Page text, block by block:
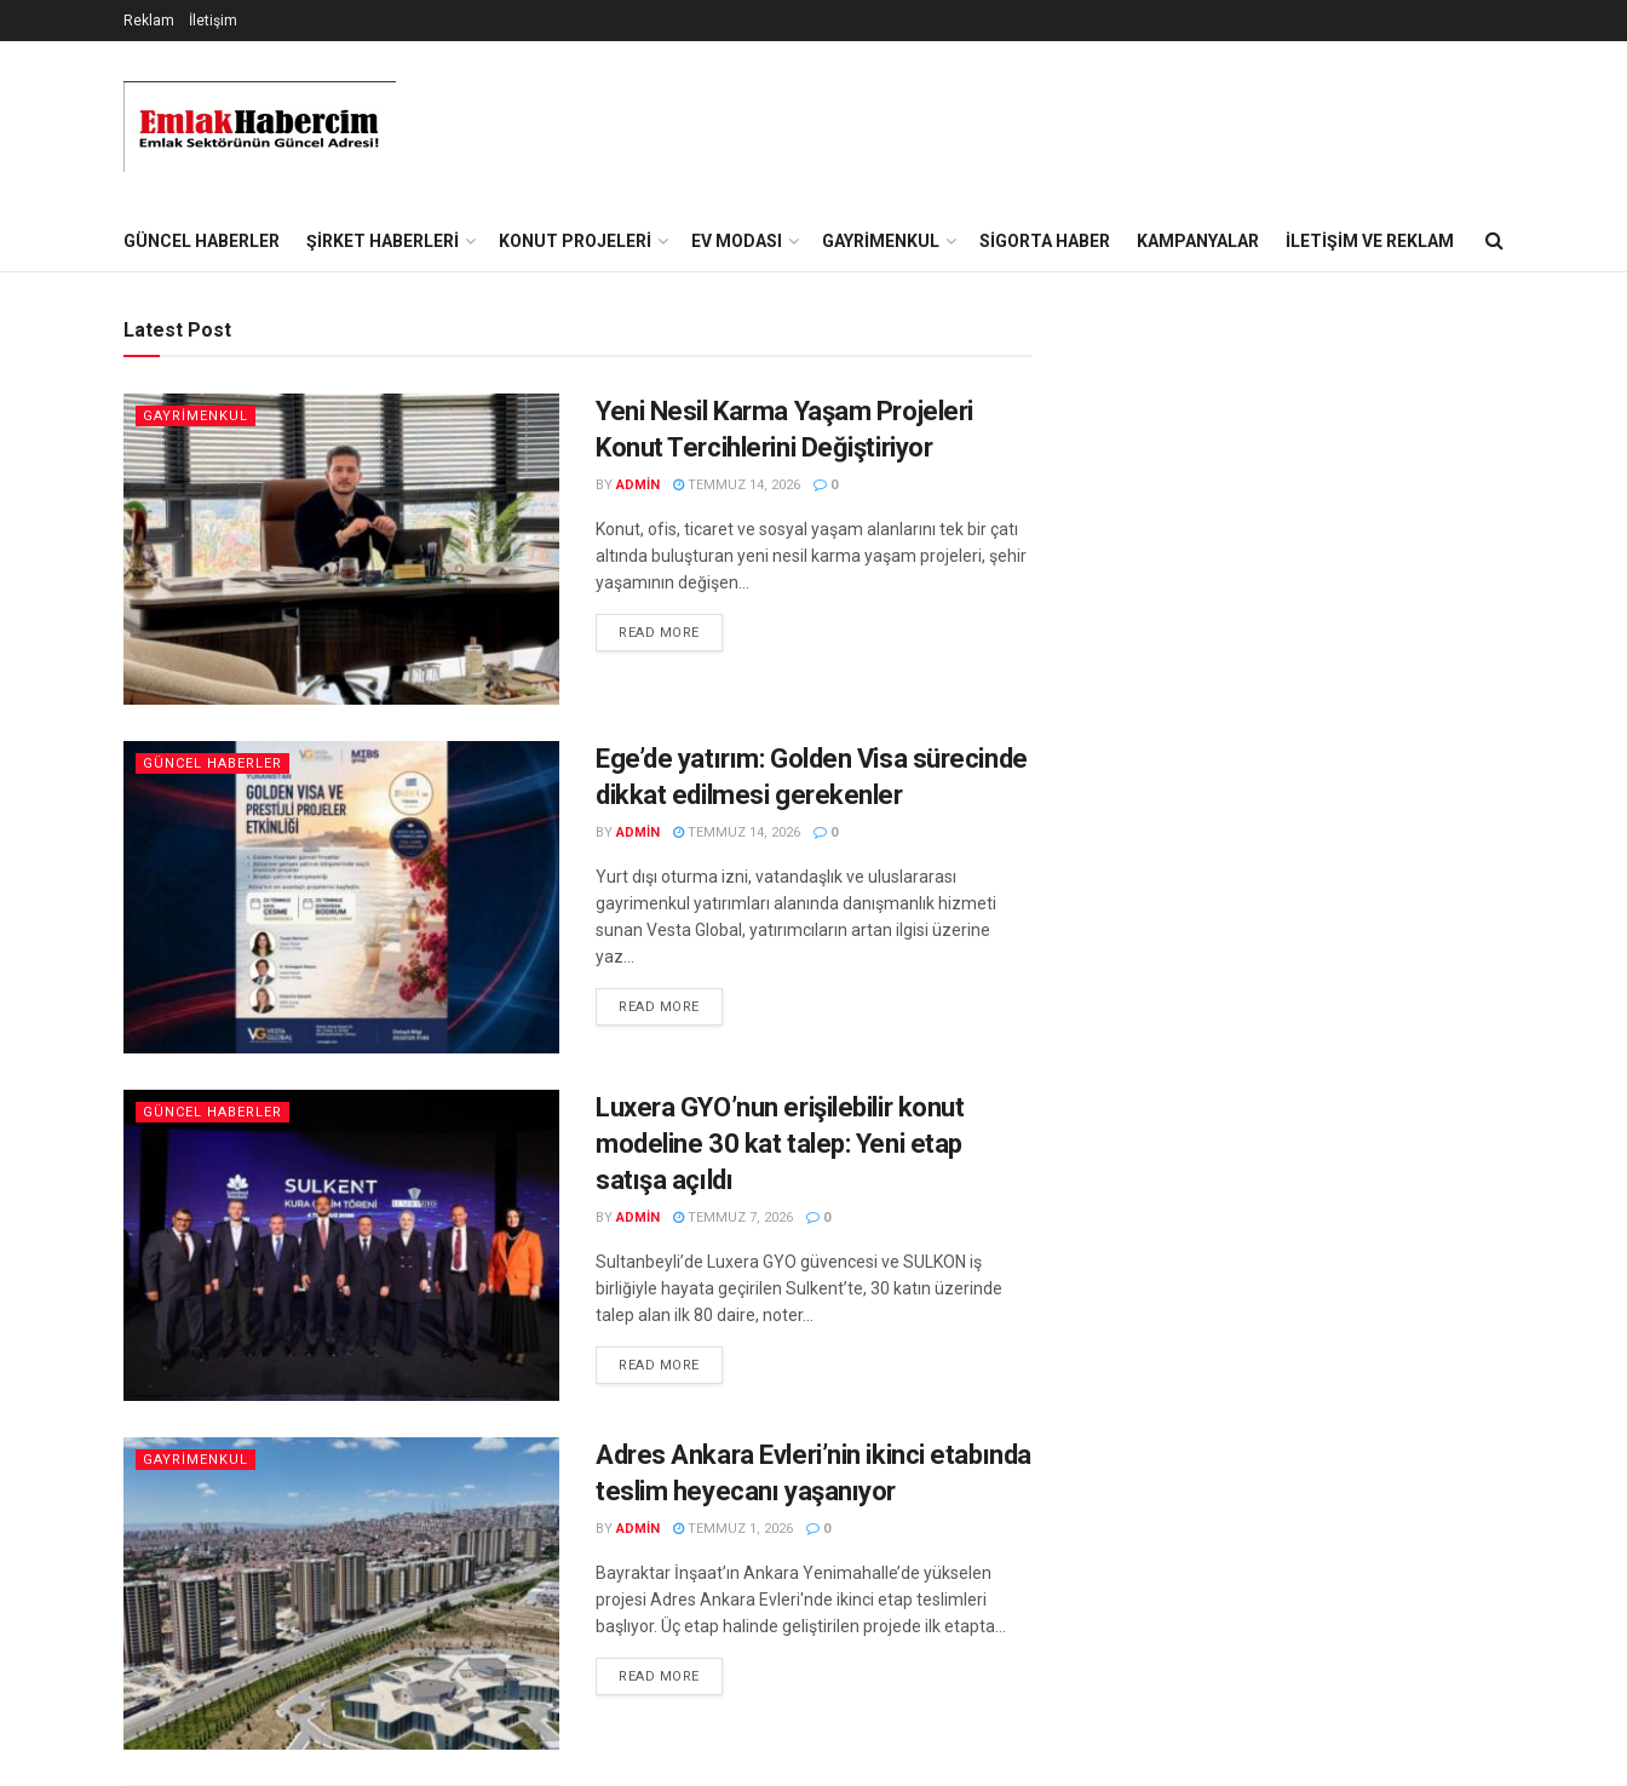
Reklam İletişim
EmlakHabercim.com
GÜNCEL HABERLER ŞIRKET HABERLERI KONUT PROJELERI EV MODASI GAYRIMENKUL SIGORTA HABER KAMPANYALAR İLETIŞIM VE REKLAM
Latest Post
GAYRIMENKUL
Yeni Nesil Karma Yaşam Projeleri
Konut Tercihlerini Değiştiriyor
BY ADMIN TEMMUZ 14, 2026 0
Konut, ofis, ticaret ve sosyal yaşam alanlarını tek bir çatı
altında buluşturan yeni nesil karma yaşam projeleri, şehir
yaşamının değişen...
READ MORE
GÜNCEL HABERLER
Ege’de yatırım: Golden Visa sürecinde
dikkat edilmesi gerekenler
BY ADMIN TEMMUZ 14, 2026 0
Yurt dışı oturma izni, vatandaşlık ve uluslararası
gayrimenkul yatırımları alanında danışmanlık hizmeti
sunan Vesta Global, yatırımcıların artan ilgisi üzerine
yaz...
READ MORE
GÜNCEL HABERLER
Luxera GYO’nun erişilebilir konut
modeline 30 kat talep: Yeni etap
satışa açıldı
BY ADMIN TEMMUZ 7, 2026 0
Sultanbeyli’de Luxera GYO güvencesi ve SULKON iş
birliğiyle hayata geçirilen Sulkent’te, 30 katın üzerinde
talep alan ilk 80 daire, noter...
READ MORE
GAYRIMENKUL
Adres Ankara Evleri’nin ikinci etabında
teslim heyecanı yaşanıyor
BY ADMIN TEMMUZ 1, 2026 0
Bayraktar İnşaat’ın Ankara Yenimahalle’de yükselen
projesi Adres Ankara Evleri'nde ikinci etap teslimleri
başlıyor. Üç etap halinde geliştirilen projede ilk etapta...
READ MORE